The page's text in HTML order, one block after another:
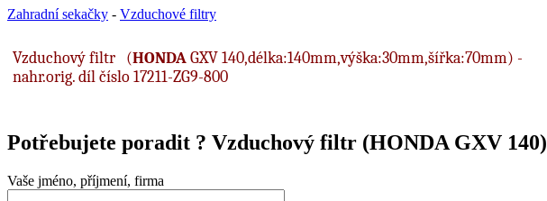
Zahradní sekačky - Vzduchové filtry
Vzduchový filtr (HONDAGXV 140,délka:140mm,výška:30mm,šířka:70mm) -
nahr.orig. díl číslo 17211-ZG9-800
Potřebujete poradit ? Vzduchový filtr (HONDA GXV 140)
Vaše jméno, příjmení, firma